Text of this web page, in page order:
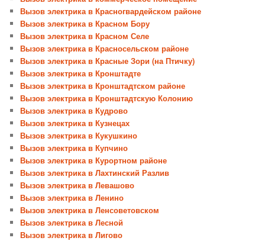
Вызов электрика в Красногвардейском районе
Вызов электрика в Красном Бору
Вызов электрика в Красном Селе
Вызов электрика в Красносельском районе
Вызов электрика в Красные Зори (на Птичку)
Вызов электрика в Кронштадте
Вызов электрика в Кронштадтском районе
Вызов электрика в Кронштадтскую Колонию
Вызов электрика в Кудрово
Вызов электрика в Кузнецах
Вызов электрика в Кукушкино
Вызов электрика в Купчино
Вызов электрика в Курортном районе
Вызов электрика в Лахтинский Разлив
Вызов электрика в Левашово
Вызов электрика в Ленино
Вызов электрика в Ленсоветовском
Вызов электрика в Лесной
Вызов электрика в Лигово